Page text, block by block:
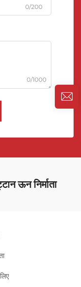
0/200
0/1000
ऊन निर्माता